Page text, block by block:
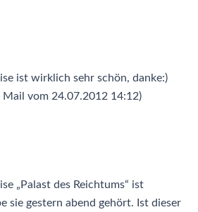
ist wirklich sehr schön, danke:)
Mail vom 24.07.2012 14:12)
„Palast des Reichtums“ ist
sie gestern abend gehört. Ist dieser